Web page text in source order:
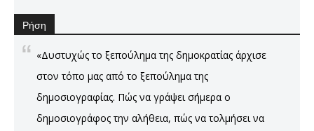
Ρήση
«Δυστυχώς το ξεπούλημα της δημοκρατίας άρχισε
στον τόπο μας από το ξεπούλημα της
δημοσιογραφίας. Πώς να γράψει σήμερα ο
δημοσιογράφος την αλήθεια, πώς να τολμήσει να